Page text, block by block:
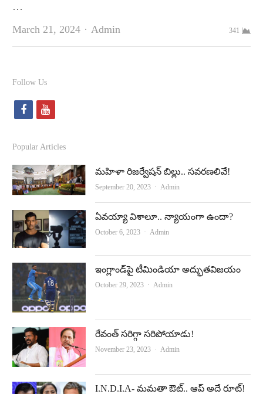
…
March 21, 2024
Author
Admin 341
Follow Us
f
c
e
b
o
k
y
u
t
u
e
Popular Articles
మహిళా రిజర్వేషన్ బిల్లు.. సవరణలివే!
September 20, 2023 Author
Admin
ఏవయ్యా విశాలూ.. న్యాయంగా ఉందా?
October 6, 2023 Author
Admin
ఇంగ్లాండ్‌పై టీమిండియా అద్భుతవిజయం
October 29, 2023 Author
Admin
రేవంత్‌ సరిగ్గా సరిపోయాడు!
November 23, 2023 Author
Admin
I.N.D.I.A- మమతా ఔట్‌.. ఆప్‌ అదే రూట్!